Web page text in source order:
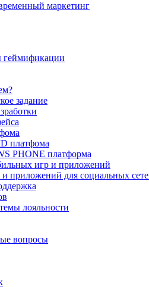
маркетинг
задание
платфома
PHONE платформа
игр и приложений
и приложений для социальных
лояльности
вопросы